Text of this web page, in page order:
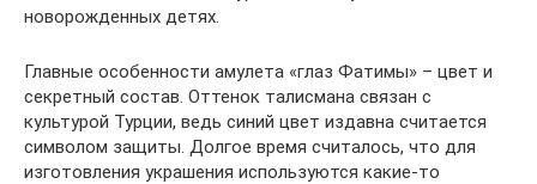
новорожденных детях.
Главные особенности амулета «глаз Фатимы» – цвет и
секретный состав. Оттенок талисмана связан с
культурой Турции, ведь синий цвет издавна считается
символом защиты. Долгое время считалось, что для
изготовления украшения используются какие-то